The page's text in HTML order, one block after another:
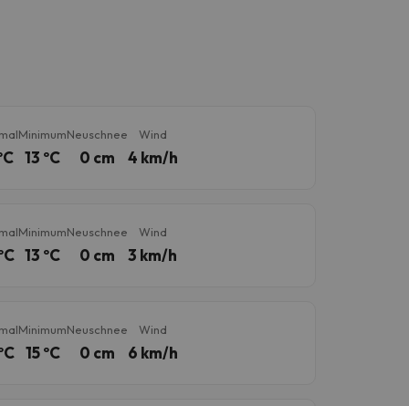
Minimum
13 ºC
Neuschnee
0 cm
Wind
4 km/h
Minimum
13 ºC
Neuschnee
0 cm
Wind
3 km/h
Minimum
15 ºC
Neuschnee
0 cm
Wind
6 km/h